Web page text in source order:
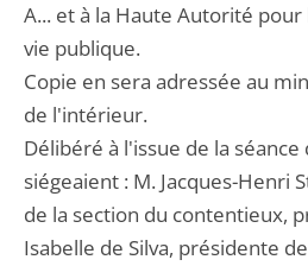
A... et à la Haute Autorité
vie publique.
Copie en sera adressée au
de l'intérieur.
Délibéré à l'issue de la
siégeaient : M. Jacques-Henri
de la section du contentieux,
Isabelle de Silva, présidente